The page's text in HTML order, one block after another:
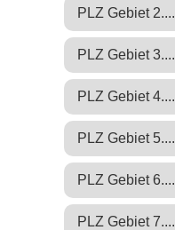
PLZ Gebiet 2....
PLZ Gebiet 3....
PLZ Gebiet 4....
PLZ Gebiet 5....
PLZ Gebiet 6....
PLZ Gebiet 7....